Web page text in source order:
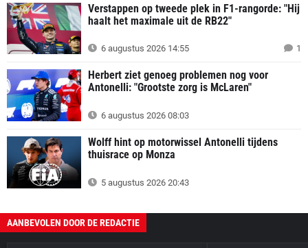
Verstappen op tweede plek in F1-rangorde: "Hij
haalt het maximale uit de RB22"
6 augustus 2026 14:55 1
Herbert ziet genoeg problemen nog voor
Antonelli: "Grootste zorg is McLaren"
6 augustus 2026 08:03
Wolff hint op motorwissel Antonelli tijdens
thuisrace op Monza
5 augustus 2026 20:43
AANBEVOLEN DOOR DE REDACTIE